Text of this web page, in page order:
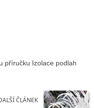
příručku Izolace podlah
ČLÁNEK